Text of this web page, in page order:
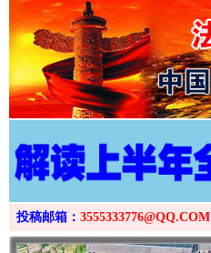
投稿邮箱： 3555333776@QQ.COM